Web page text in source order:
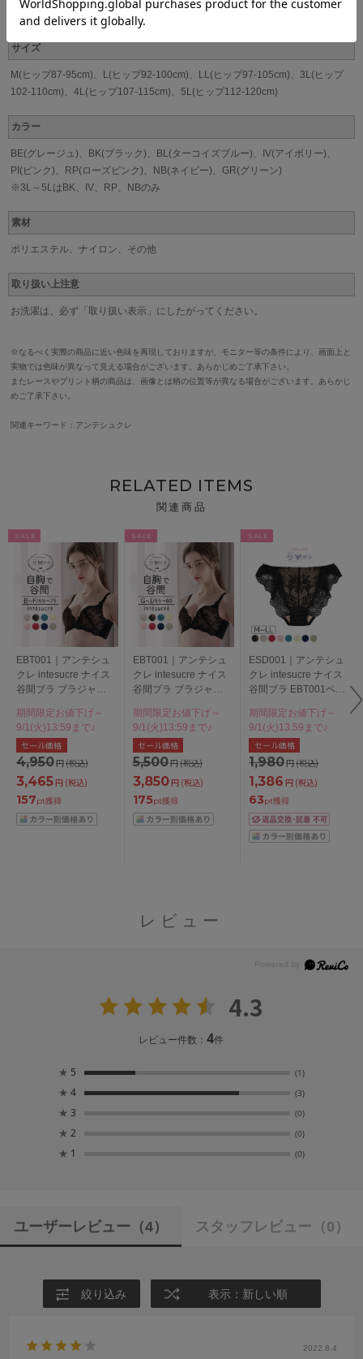
intesucre[アンテシュクレ]
サイズ
M(ヒップ87-95cm)、L(ヒップ92-100cm)、LL(ヒップ97-105cm)、3L(ヒップ
102-110cm)、4L(ヒップ107-115cm)、5L(ヒップ112-120cm)
カラー
BE(グレージュ)、BK(ブラック)、BL(ターコイズブルー)、IV(アイボリー)、
PI(ピンク)、RP(ローズピンク)、NB(ネイビー)、GR(グリーン)
※3L～5LはBK、IV、RP、NBのみ
素材
ポリエステル、ナイロン、その他
取り扱い上注意
お洗濯は、必ず「取り扱い表示」にしたがってください。
※なるべく実際の商品に近い色味を再現しておりますが、モニター等の条件により、画面上と
実物では色味が異なって見える場合がございます。あらかじめご了承下さい。
またレースやプリント柄の商品は、画像とは柄の位置等が異なる場合がございます。あらかじ
めご了承下さい。
関連キーワード：アンテシュクレ
RELATED ITEMS
関連商品
SALE
EBT001｜アンテシュ
クレ intesucre ナイス
谷間ブラ ブラジャー
ンダー65/70/75cm
期間限定お値下げ～
9/1(火)13:59まで♪
4,950円(税込)
セール価格
3,465円 (税込)
157pt獲得
SALE
EBT001｜アンテシュ
クレ intesucre ナイス
谷間ブラ ブラジャー
ダー65/70/75/80cm
期間限定お値下げ～
9/1(火)13:59まで♪
5,500円(税込)
セール価格
3,850円 (税込)
175pt獲得
SALE
ESD001｜アンテシュ
クレ intesucre ナイス
谷間ブラ EBT001ペア
M/L/LL
期間限定お値下げ～
9/1(火)13:59まで♪
1,980円(税込)
セール価格
1,386 円 (税込)
63pt獲得
レビュー
4.3
レビュー件数：4件
★ 5 (1)
★ 4 (3)
★ 3 (0)
★ 2 (0)
★ 1 (0)
ユーザーレビュー （4） スタッフレビュー （0）
絞り込み 表示：新しい順
2022.8.4